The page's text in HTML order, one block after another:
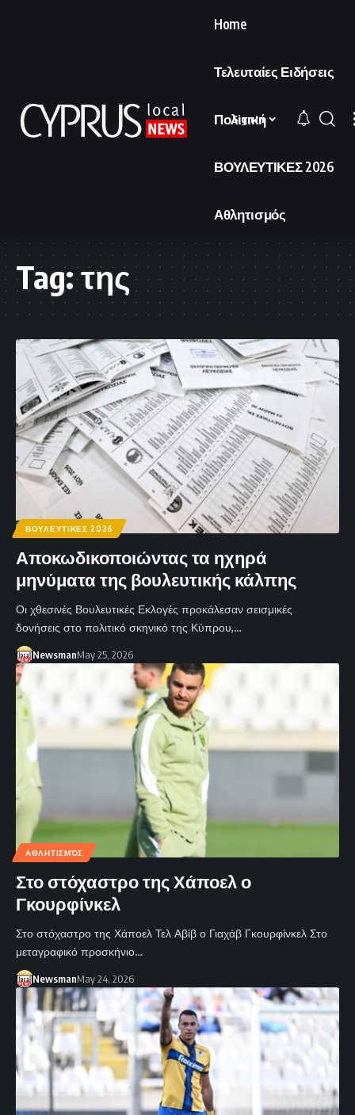
Home
Τελευταίες Ειδήσεις
Πολιτική
ΒΟΥΛΕΥΤΙΚΕΣ 2026
Αθλητισμός
Sign In
Tag:της
ΒΟΥΛΕΥΤΙΚΕΣ 2026
Αποκωδικοποιώντας τα ηχηρά
μηνύματα της βουλευτικής κάλπης
Οι χθεσινές Βουλευτικές Εκλογές προκάλεσαν σεισμικές
δονήσεις στο πολιτικό σκηνικό της Κύπρου,…
NewsmanMay 25, 2026
ΑΘΛΗΤΙΣΜΌΣ
Στο στόχαστρο της Χάποελ ο
Γκουρφίνκελ
Στο στόχαστρο της Χάποελ Τελ Αβίβ ο Γιαχάβ Γκουρφίνκελ Στο
μεταγραφικό προσκήνιο…
NewsmanMay 24, 2026